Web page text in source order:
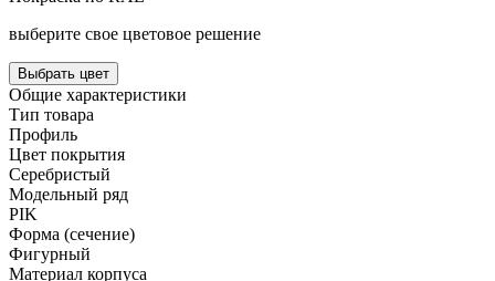
выберите свое цветовое решение
Выбрать цвет
Общие характеристики
Тип товара
Профиль
Цвет покрытия
Серебристый
Модельный ряд
PIK
Форма (сечение)
Фигурный
Материал корпуса